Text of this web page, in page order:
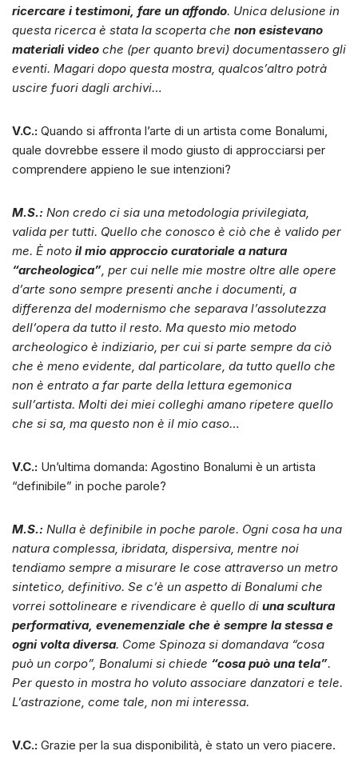
ricercare i testimoni, fare un affondo. Unica delusione in
questa ricerca è stata la scoperta che non esistevano
materiali video che (per quanto brevi) documentassero gli
eventi. Magari dopo questa mostra, qualcos’altro potrà
uscire fuori dagli archivi…
V.C.: Quando si affronta l’arte di un artista come Bonalumi,
quale dovrebbe essere il modo giusto di approcciarsi per
comprendere appieno le sue intenzioni?
M.S.: Non credo ci sia una metodologia privilegiata,
valida per tutti. Quello che conosco è ciò che è valido per
me. È noto il mio approccio curatoriale a natura
“archeologica”, per cui nelle mie mostre oltre alle opere
d’arte sono sempre presenti anche i documenti, a
differenza del modernismo che separava l’assolutezza
dell’opera da tutto il resto. Ma questo mio metodo
archeologico è indiziario, per cui si parte sempre da ciò
che è meno evidente, dal particolare, da tutto quello che
non è entrato a far parte della lettura egemonica
sull’artista. Molti dei miei colleghi amano ripetere quello
che si sa, ma questo non è il mio caso…
V.C.: Un’ultima domanda: Agostino Bonalumi è un artista
“definibile” in poche parole?
M.S.: Nulla è definibile in poche parole. Ogni cosa ha una
natura complessa, ibridata, dispersiva, mentre noi
tendiamo sempre a misurare le cose attraverso un metro
sintetico, definitivo. Se c’è un aspetto di Bonalumi che
vorrei sottolineare e rivendicare è quello di una scultura
performativa, evenemenziale che è sempre la stessa e
ogni volta diversa. Come Spinoza si domandava “cosa
può un corpo”, Bonalumi si chiede “cosa può una tela”.
Per questo in mostra ho voluto associare danzatori e tele.
L’astrazione, come tale, non mi interessa.
V.C.: Grazie per la sua disponibilità, è stato un vero piacere.